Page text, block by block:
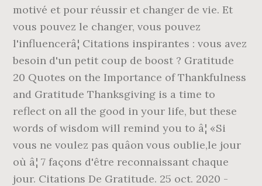
motivé et pour réussir et changer de vie. Et
vous pouvez le changer, vous pouvez
l'influencerâ¦ Citations inspirantes : vous avez
besoin d'un petit coup de boost ? Gratitude
20 Quotes on the Importance of Thankfulness
and Gratitude Thanksgiving is a time to
reflect on all the good in your life, but these
words of wisdom will remind you to â¦ «Si
vous ne voulez pas quâon vous oublie,le jour
où â¦ 7 façons d'être reconnaissant chaque
jour. Citations De Gratitude. 25 oct. 2020 -